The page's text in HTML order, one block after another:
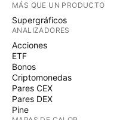
MÁS QUE UN PRODUCTO
Supergráficos
ANALIZADORES
Acciones
ETF
Bonos
Criptomonedas
Pares CEX
Pares DEX
Pine